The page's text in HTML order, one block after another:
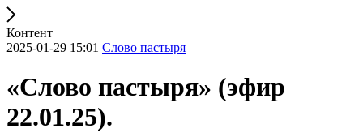
Контент
2025-01-29 15:01 Слово пастыря
«Слово пастыря» (эфир
22.01.25).